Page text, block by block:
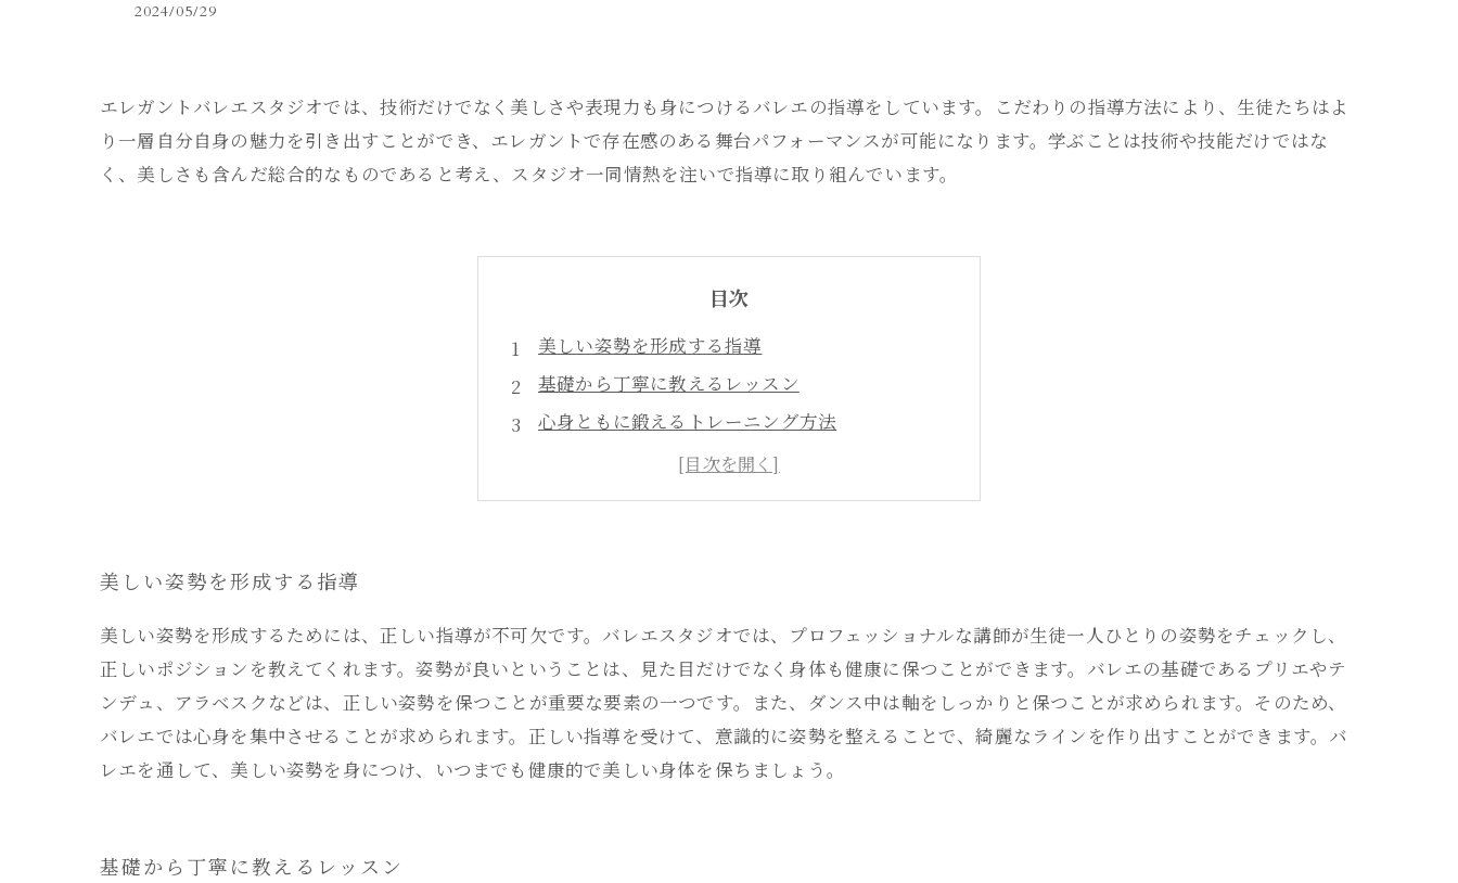
2024/05/29
エレガントバレエスタジオでは、技術だけでなく美しさや表現力も身につけるバレエの指導をしています。こだわりの指導方法により、生徒たちはよ
り一層自分自身の魅力を引き出すことができ、エレガントで存在感のある舞台パフォーマンスが可能になります。学ぶことは技術や技能だけではな
く、美しさも含んだ総合的なものであると考え、スタジオ一同情熱を注いで指導に取り組んでいます。
目次
美しい姿勢を形成する指導
基礎から丁寧に教えるレッスン
心身ともに鍛えるトレーニング方法
一人ひとりに合わせたカスタマイズ指導
教室の装備にもこだわり、快適な環境を提供
美しい姿勢を形成する指導
美しい姿勢を形成するためには、正しい指導が不可欠です。バレエスタジオでは、プロフェッショナルな講師が生徒一人ひとりの姿勢をチェックし、
正しいポジションを教えてくれます。姿勢が良いということは、見た目だけでなく身体も健康に保つことができます。バレエの基礎であるプリエやテ
ンデュ、アラベスクなどは、正しい姿勢を保つことが重要な要素の一つです。また、ダンス中は軸をしっかりと保つことが求められます。そのため、
バレエでは心身を集中させることが求められます。正しい指導を受けて、意識的に姿勢を整えることで、綺麗なラインを作り出すことができます。バ
レエを通して、美しい姿勢を身につけ、いつまでも健康的で美しい身体を保ちましょう。
基礎から丁寧に教えるレッスン